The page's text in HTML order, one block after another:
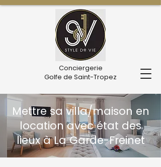
Conciergerie
Golfe de Saint-Tropez
Mettre sa villa/maison en
location avec état des
lieux à La Garde-Freinet